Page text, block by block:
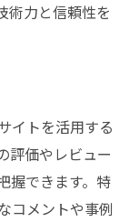
術力と信頼性を
イトを活用する
評価やレビュー
握できます。特
コメントや事例